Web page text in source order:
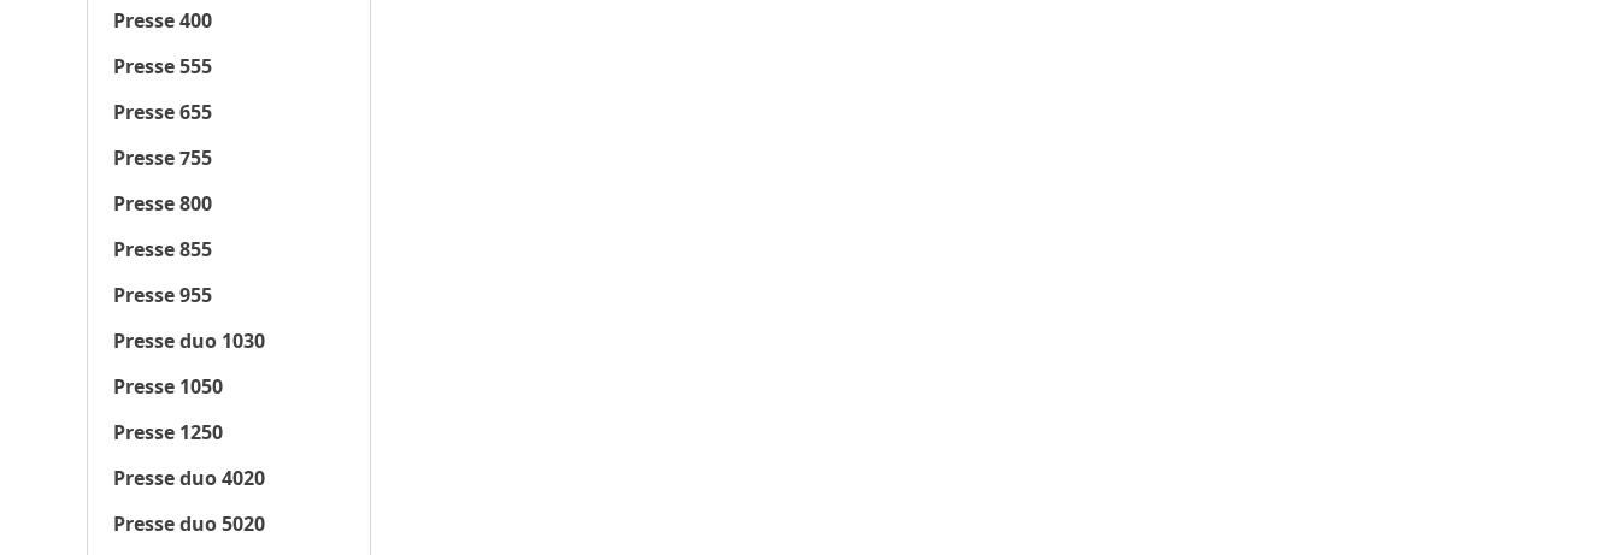
Presse 400
Presse 555
Presse 655
Presse 755
Presse 800
Presse 855
Presse 955
Presse duo 1030
Presse 1050
Presse 1250
Presse duo 4020
Presse duo 5020